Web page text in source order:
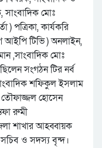
সাংবাদিক মোঃ
) পত্রিকা, কার্যকরি
আইপি টিভি ) অনলাইন,
,সাংবাদিক মোঃ
সংগঠন টির নর্ব
শফিকুল ইসলাম
তৌফাজ্জল হোসেন
রুমী
শাখার আহব্বায়ক
ও সদস্য বৃন্দ।